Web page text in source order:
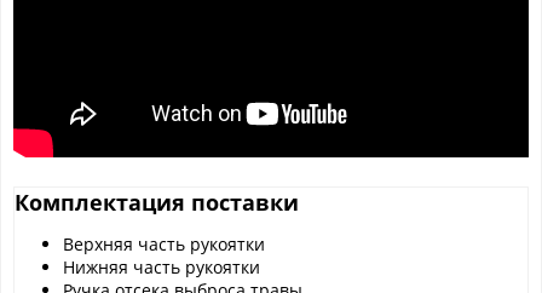
Комплектация поставки
Верхняя часть рукоятки
Нижняя часть рукоятки